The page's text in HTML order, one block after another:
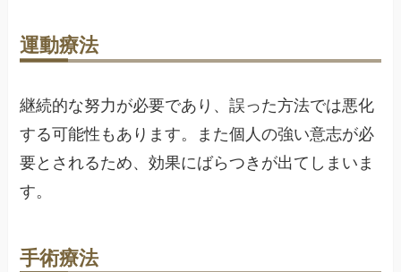
運動療法
継続的な努力が必要であり、誤った方法では悪化
する可能性もあります。また個人の強い意志が必
要とされるため、効果にばらつきが出てしまいま
す。
手術療法